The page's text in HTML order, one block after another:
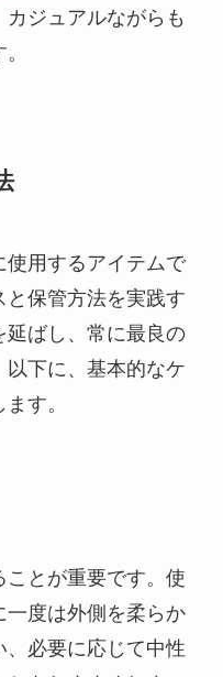
ジュアルながらも
使用するアイテムで
保管方法を実践す
延ばし、常に最良の
下に、基本的なケ
す。
ことが重要です。使
一度は外側を柔らか
必要に応じて中性